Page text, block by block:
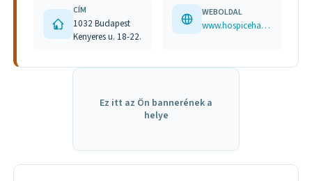
CÍM
1032 Budapest
Kenyeres u. 18-22.
WEBOLDAL
www.hospicehaz.hu
Ez itt az Ön bannerének a
helye